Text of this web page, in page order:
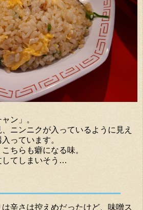
ン」。
ニンニクが入っているように見え
っています。
ちらも癖になる味。
してしまいそう…
辛さは控えめだったけど、味噌ス